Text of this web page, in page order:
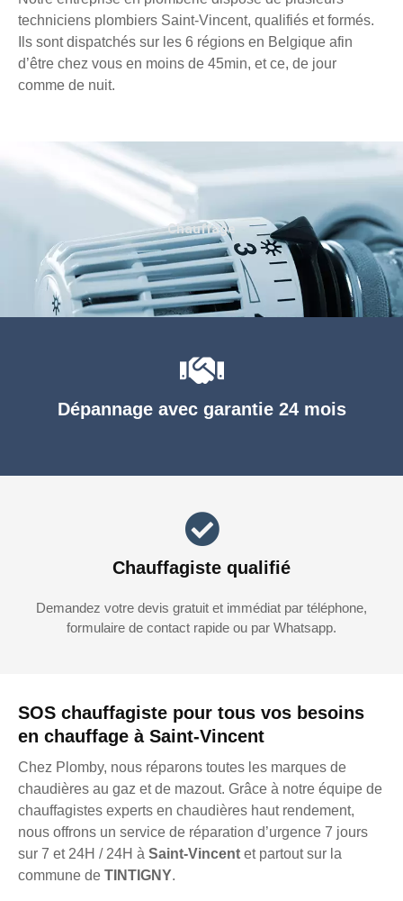
techniciens plombiers Saint-Vincent, qualifiés et formés.
Ils sont dispatchés sur les 6 régions en Belgique afin
d’être chez vous en moins de 45min, et ce, de jour
comme de nuit.
SOS chauffagiste pour tous vos besoins
en chauffage à Saint-Vincent
Chez Plomby, nous réparons toutes les marques de
chaudières au gaz et de mazout. Grâce à notre équipe de
chauffagistes experts en chaudières haut rendement,
nous offrons un service de réparation d’urgence 7 jours
sur 7 et 24H / 24H à Saint-Vincent et partout sur la
commune de TINTIGNY.
Dépannage avec garantie 24 mois
Chauffagiste qualifié
Demandez votre devis gratuit et immédiat par téléphone,
formulaire de contact rapide ou par Whatsapp.
Chauffage